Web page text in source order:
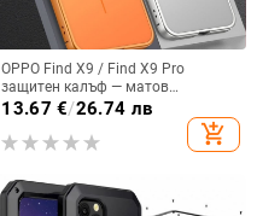
OPPO Find X9 / Find X9 Pro
защитен калъф — матов
пластмасов, минималистичен
стил, против изпускане, магнитно
зареждане, възможност за
13.67 €/26.74 лв
add_shopping_cart